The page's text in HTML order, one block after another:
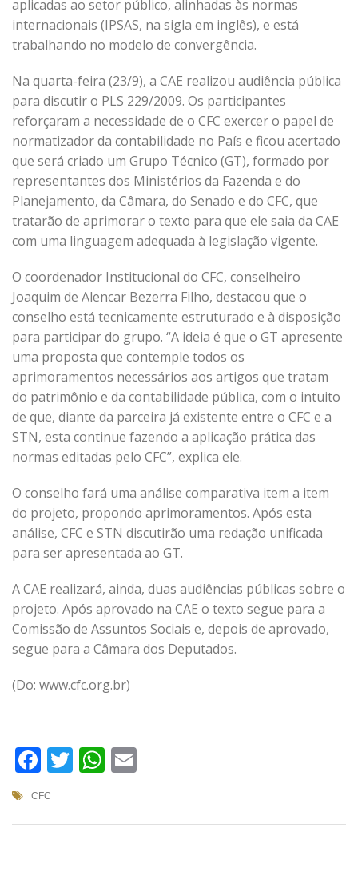
aplicadas ao setor público, alinhadas às normas
internacionais (IPSAS, na sigla em inglês), e está
trabalhando no modelo de convergência.
Na quarta-feira (23/9), a CAE realizou audiência pública
para discutir o PLS 229/2009. Os participantes
reforçaram a necessidade de o CFC exercer o papel de
normatizador da contabilidade no País e ficou acertado
que será criado um Grupo Técnico (GT), formado por
representantes dos Ministérios da Fazenda e do
Planejamento, da Câmara, do Senado e do CFC, que
tratarão de aprimorar o texto para que ele saia da CAE
com uma linguagem adequada à legislação vigente.
O coordenador Institucional do CFC, conselheiro
Joaquim de Alencar Bezerra Filho, destacou que o
conselho está tecnicamente estruturado e à disposição
para participar do grupo. “A ideia é que o GT apresente
uma proposta que contemple todos os
aprimoramentos necessários aos artigos que tratam
do patrimônio e da contabilidade pública, com o intuito
de que, diante da parceira já existente entre o CFC e a
STN, esta continue fazendo a aplicação prática das
normas editadas pelo CFC”, explica ele.
O conselho fará uma análise comparativa item a item
do projeto, propondo aprimoramentos. Após esta
análise, CFC e STN discutirão uma redação unificada
para ser apresentada ao GT.
A CAE realizará, ainda, duas audiências públicas sobre o
projeto. Após aprovado na CAE o texto segue para a
Comissão de Assuntos Sociais e, depois de aprovado,
segue para a Câmara dos Deputados.
(Do: www.cfc.org.br)
Facebook
TwitterWhatsApp
CFC